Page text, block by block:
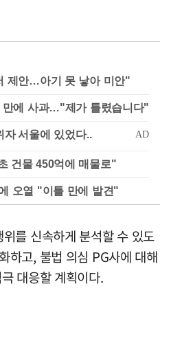
제안…아기 못 낳아 미안"
만에 사과…"제가 틀렸습니다"
건물 450억에 매물로"
오열 "이틀 만에 발견"
를 신속하게 분석할 수 있도
하고, 불법 의심 PG사에 대해
대응할 계획이다.